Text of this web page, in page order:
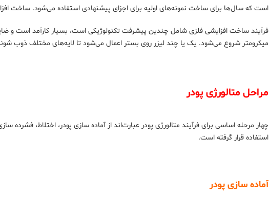
است که سال‌ها برای ساخت نمونه‌های اولیه برای اجزای پیشنهادی استفاده می‌شود. ساخت
میکرومتر شروع می‌شود. یک یا چند لیزر روی بستر اعمال می‌شود تا لایه‌های مختلف ذوب شوند.
مراحل متالورژی پودر
چهار مرحله اساسی برای فرآیند متالورژی پودر عبارت‌اند از آماده سازی پودر، اختلاط،
استفاده قرار گرفته است.
آماده سازی پودر